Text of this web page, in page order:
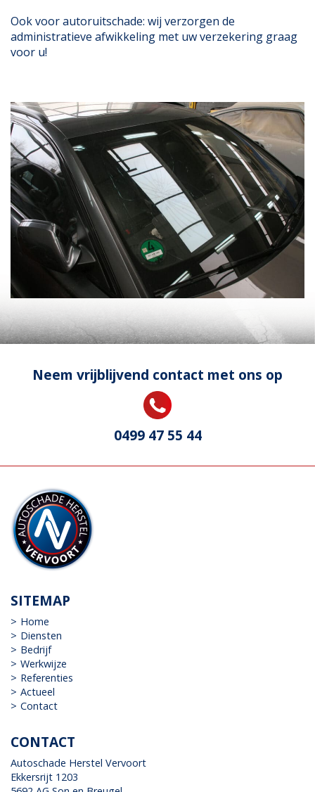
Ook voor autoruitschade: wij verzorgen de
administratieve afwikkeling met uw verzekering graag
voor u!
Neem vrijblijvend contact met ons op
0499 47 55 44
SITEMAP
Home
Diensten
Bedrijf
Werkwijze
Referenties
Actueel
Contact
CONTACT
Autoschade Herstel Vervoort
Ekkersrijt 1203